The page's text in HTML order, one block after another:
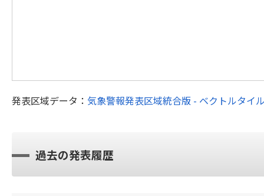
発表区域データ： 気象警報発表区域統合版 - ベクトルタイ
過去の発表履歴